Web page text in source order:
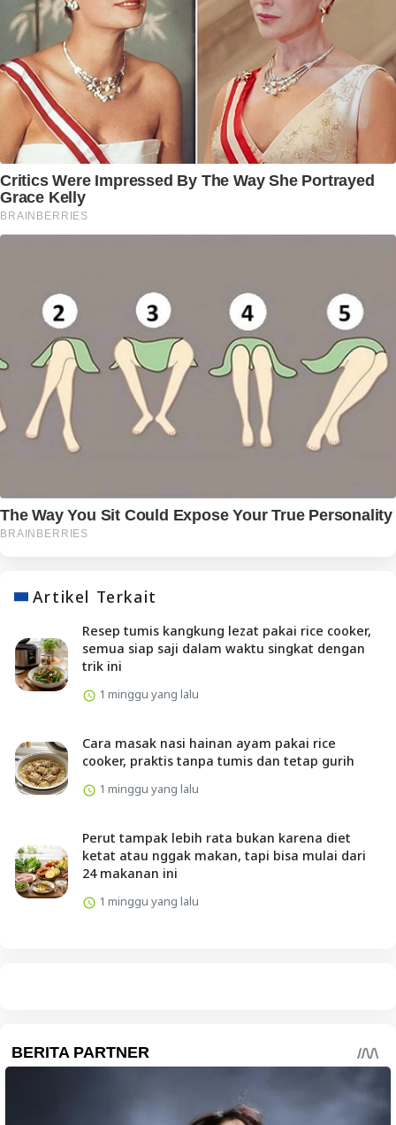
Artikel Terkait
Resep tumis kangkung lezat pakai rice cooker,
semua siap saji dalam waktu singkat dengan
trik ini
1 minggu yang lalu
Cara masak nasi hainan ayam pakai rice
cooker, praktis tanpa tumis dan tetap gurih
1 minggu yang lalu
Perut tampak lebih rata bukan karena diet
ketat atau nggak makan, tapi bisa mulai dari
24 makanan ini
1 minggu yang lalu